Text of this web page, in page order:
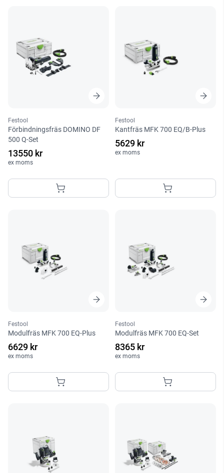
Festool
Förbindningsfräs DOMINO DF
500 Q-Set
13550 kr
ex moms
Festool
Kantfräs MFK 700 EQ/B-Plus
5629 kr
ex moms
Festool
Modulfräs MFK 700 EQ-Plus
6629 kr
ex moms
Festool
Modulfräs MFK 700 EQ-Set
8365 kr
ex moms